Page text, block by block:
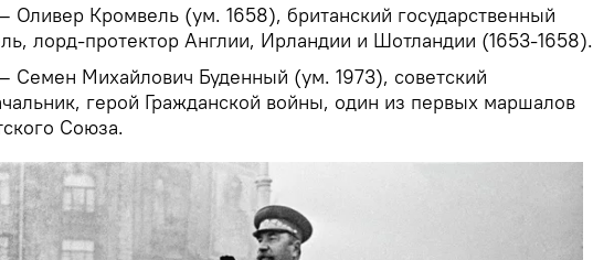
Оливер Кромвель (ум. 1658), британский государственный
лорд-протектор Англии, Ирландии и Шотландии (1653-1658).
Семен Михайлович Буденный (ум. 1973), советский
герой Гражданской войны, один из первых маршалов
Союза.